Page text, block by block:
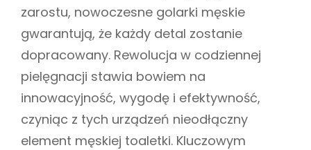
zarostu, nowoczesne golarki męskie
gwarantują, że każdy detal zostanie
dopracowany. Rewolucja w codziennej
pielęgnacji stawia bowiem na
innowacyjność, wygodę i efektywność,
czyniąc z tych urządzeń nieodłączny
element męskiej toaletki. Kluczowym